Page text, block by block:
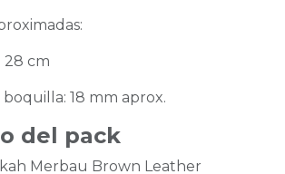
28 cm
18 mm aprox.
del pack
Merbau Brown Leather